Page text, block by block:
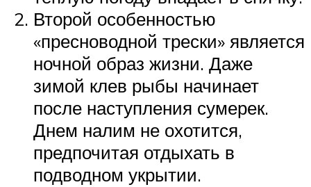
Второй особенностью
«пресноводной трески» является
ночной образ жизни. Даже
зимой клев рыбы начинает
после наступления сумерек.
Днем налим не охотится,
предпочитая отдыхать в
подводном укрытии.